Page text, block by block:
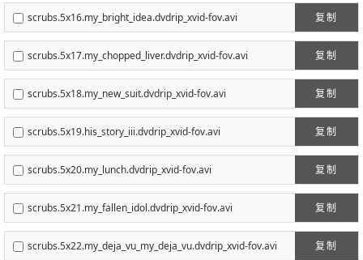
复制
scrubs.5x16.my_bright_idea.dvdrip_xvid-fov.avi
复制
scrubs.5x17.my_chopped_liver.dvdrip_xvid-fov.avi
复制
scrubs.5x18.my_new_suit.dvdrip_xvid-fov.avi
复制
scrubs.5x19.his_story_iii.dvdrip_xvid-fov.avi
复制
scrubs.5x20.my_lunch.dvdrip_xvid-fov.avi
复制
scrubs.5x21.my_fallen_idol.dvdrip_xvid-fov.avi
复制
scrubs.5x22.my_deja_vu_my_deja_vu.dvdrip_xvid-fov.avi